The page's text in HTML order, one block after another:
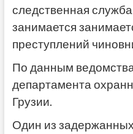
следственная
занимается
преступлений
По данным
департамента
Грузии.
Один из